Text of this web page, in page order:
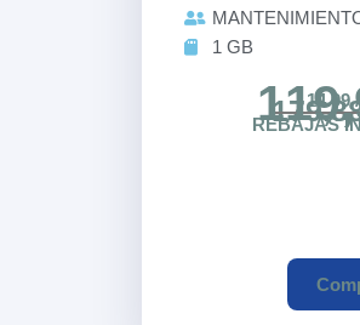
1 GB
14.99
REBAJAS